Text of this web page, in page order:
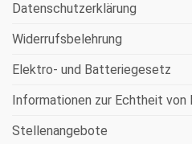
Datenschutzerklärung
Widerrufsbelehrung
Elektro- und Batteriegesetz
Informationen zur Echtheit von
Stellenangebote